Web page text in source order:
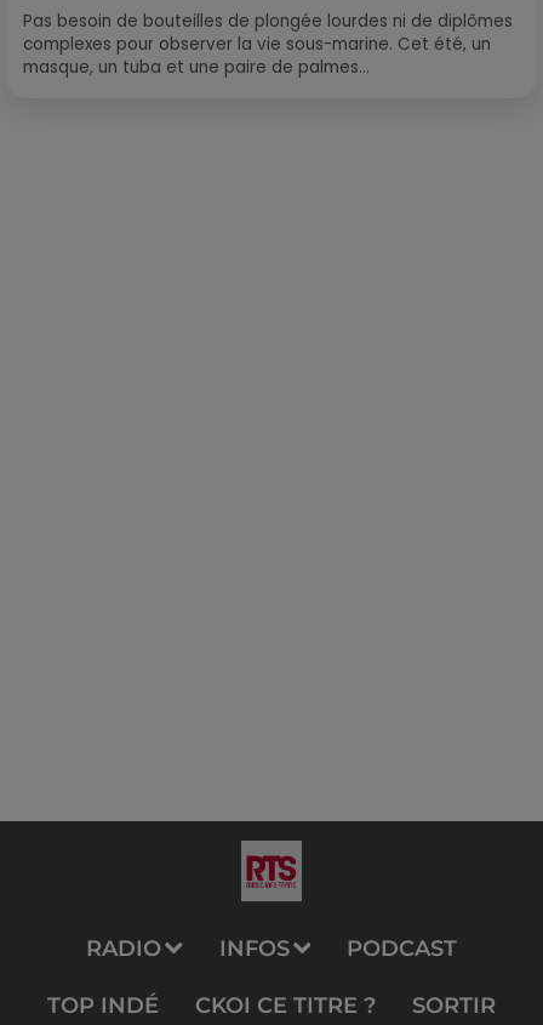
Pas besoin de bouteilles de plongée lourdes ni de diplômes
complexes pour observer la vie sous-marine. Cet été, un
masque, un tuba et une paire de palmes...
RADIO INFOS PODCAST
TOP INDÉ CKOI CE TITRE ? SORTIR